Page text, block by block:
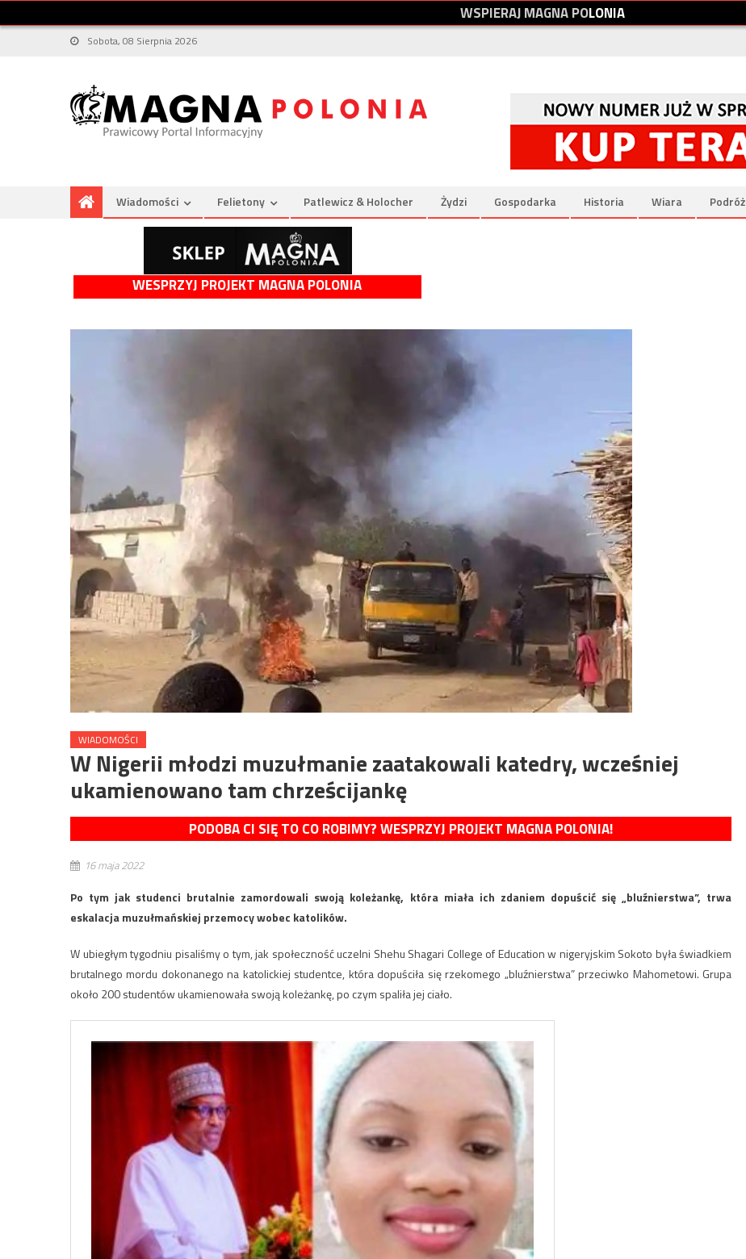
WSPIERAJMAGNAPOLONIA
Sobota, 08 Sierpnia 2026
Wiadomości Felietony Patlewicz & Holocher Żydzi Gospodarka Historia Wiara
WESPRZYJ PROJEKT MAGNA POLONIA
WIADOMOŚCI
W Nigerii młodzi muzułmanie zaatakowali katedry, wcześniej
ukamienowano tam chrześcijankę
PODOBA CI SIĘ TO CO ROBIMY? WESPRZYJ PROJEKT MAGNA POLONIA!
16 maja 2022
Po tym jak studenci brutalnie zamordowali swoją koleżankę, która miała ich zdaniem dopuścić się „bluźnierstwa”, trwa
eskalacja muzułmańskiej przemocy wobec katolików.
W ubiegłym tygodniu pisaliśmy o tym, jak społeczność uczelni Shehu Shagari College of Education w nigeryjskim Sokoto była świadkiem
brutalnego mordu dokonanego na katolickiej studentce, która dopuściła się rzekomego „bluźnierstwa” przeciwko Mahometowi. Grupa
około 200 studentów ukamienowała swoją koleżankę, po czym spaliła jej ciało.